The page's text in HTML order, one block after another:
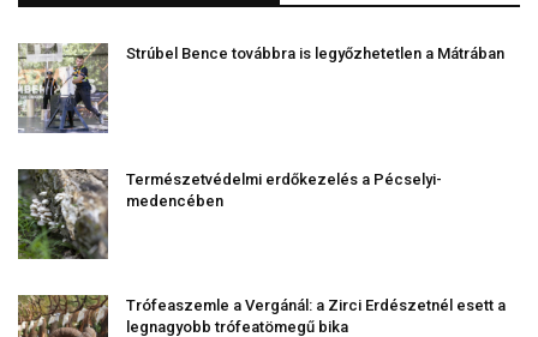
Strúbel Bence továbbra is legyőzhetetlen a Mátrában
Természetvédelmi erdőkezelés a Pécselyi-
medencében
Trófeaszemle a Vergánál: a Zirci Erdészetnél esett a
legnagyobb trófeatömegű bika